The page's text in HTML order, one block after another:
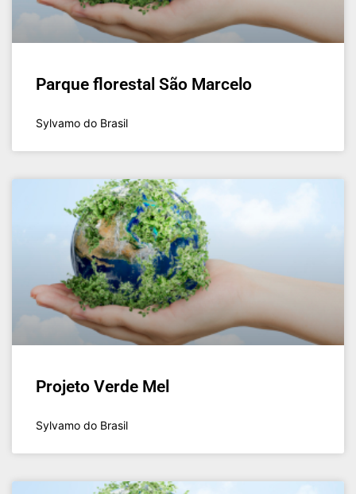
Parque florestal São Marcelo
Sylvamo do Brasil
Projeto Verde Mel
Sylvamo do Brasil